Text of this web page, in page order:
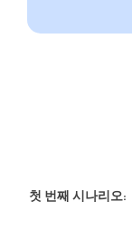
첫 번째 시나리오: